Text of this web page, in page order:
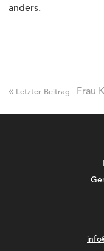
anders.
« Letzter Beitrag Frau